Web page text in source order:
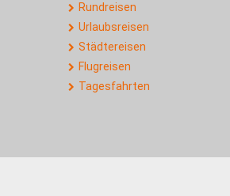
Rundreisen
Urlaubsreisen
Städtereisen
Flugreisen
Tagesfahrten